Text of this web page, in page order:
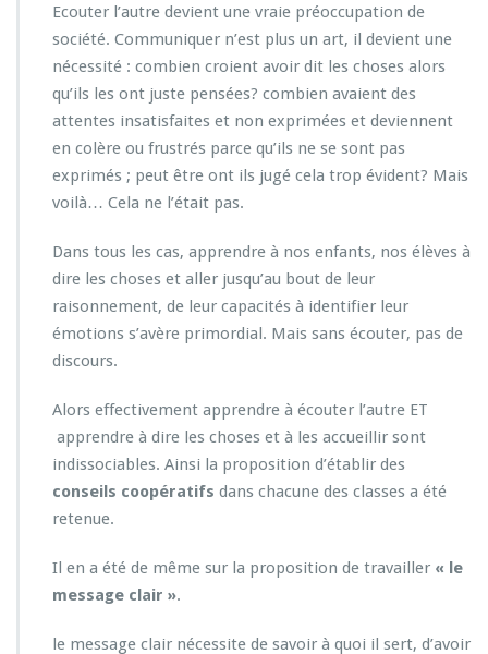
Ecouter l’autre devient une vraie préoccupation de
société. Communiquer n’est plus un art, il devient une
nécessité : combien croient avoir dit les choses alors
qu’ils les ont juste pensées? combien avaient des
attentes insatisfaites et non exprimées et deviennent
en colère ou frustrés parce qu’ils ne se sont pas
exprimés ; peut être ont ils jugé cela trop évident? Mais
voilà… Cela ne l’était pas.
Dans tous les cas, apprendre à nos enfants, nos élèves à
dire les choses et aller jusqu’au bout de leur
raisonnement, de leur capacités à identifier leur
émotions s’avère primordial. Mais sans écouter, pas de
discours.
Alors effectivement apprendre à écouter l’autre ET
apprendre à dire les choses et à les accueillir sont
indissociables. Ainsi la proposition d’établir des
conseils coopératifs dans chacune des classes a été
retenue.
Il en a été de même sur la proposition de travailler « le
message clair ».
le message clair nécessite de savoir à quoi il sert, d’avoir